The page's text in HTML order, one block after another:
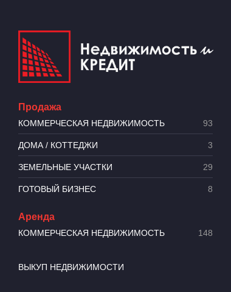
Продажа
КОММЕРЧЕСКАЯ НЕДВИЖИМОСТЬ 93
ДОМА / КОТТЕДЖИ 3
​ЗЕМЕЛЬНЫЕ УЧАСТКИ 29
ГОТОВЫЙ БИЗНЕС 8
Аренда
КОММЕРЧЕСКАЯ НЕДВИЖИМОСТЬ 148
ВЫКУП НЕДВИЖИМОСТИ